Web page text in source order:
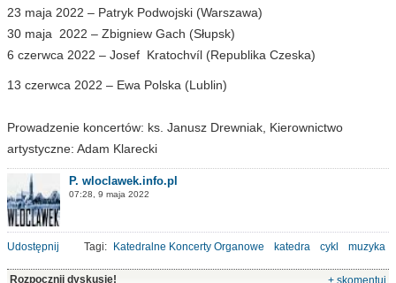
23 maja 2022 – Patryk Podwojski (Warszawa)
30 maja 2022 – Zbigniew Gach (Słupsk)
6 czerwca 2022 – Josef Kratochvíl (Republika Czeska)
13 czerwca 2022 – Ewa Polska (Lublin)
Prowadzenie koncertów: ks. Janusz Drewniak, Kierownictwo
artystyczne: Adam Klarecki
P. wloclawek.info.pl
07:28, 9 maja 2022
Udostępnij Tagi: Katedralne Koncerty Organowe katedra cykl muzyka
Rozpocznij dyskusję! + skomentuj